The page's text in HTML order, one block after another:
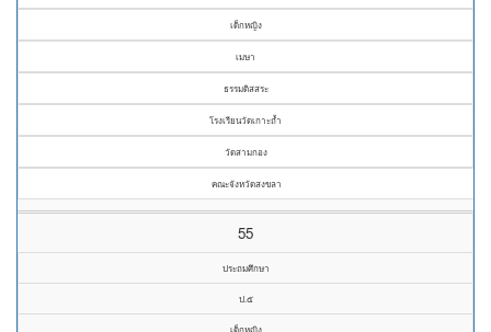
เด็กหญิง
เมษา
ธรรมดิสสระ
โรงเรียนวัดเกาะถ้ำ
วัดสามกอง
คณะจังหวัดสงขลา
55
ประถมศึกษา
ป.๕
เด็กหญิง